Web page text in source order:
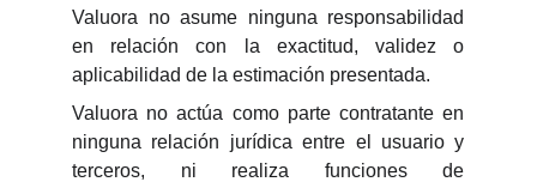
Valuora no asume ninguna responsabilidad
en relación con la exactitud, validez o
aplicabilidad de la estimación presentada.
Valuora no actúa como parte contratante en
ninguna relación jurídica entre el usuario y
terceros, ni realiza funciones de